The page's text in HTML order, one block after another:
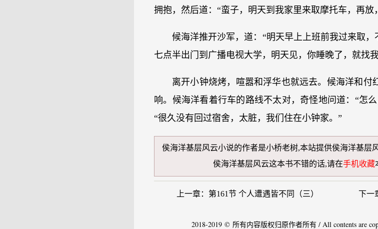
拥抱，然后道：“蛮子，明天到我家里来取摩托车，再放
候海洋推开沙军，道：“明天早上上班前我过来取
七点半出门到广播电视大学，明天见，你睡晚了，就找
离开小钟烧烤，喧嚣和浮华也就远去。候海洋和付
响。候海洋看着行车的路线不太对，奇怪地问道：“怎
“很久没有回过宿舍，太脏，我们住在小钟家。”
侯海洋基层风云小说的作者是小桥老树,本站提供侯海洋基层
侯海洋基层风云这本书不错的话,请在手机收藏
上一章： 第161节 个人遭遇皆不同（三） 下一
2018-2019 © 所有内容版权归原作者所有 / All contents are